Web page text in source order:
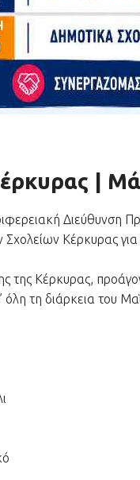
|
Διεύθυνση
Κέρκυρας
Κέρκυρας,
τη διάρκεια του